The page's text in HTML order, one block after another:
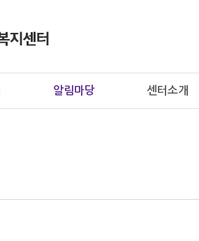
알림마당 센터소개